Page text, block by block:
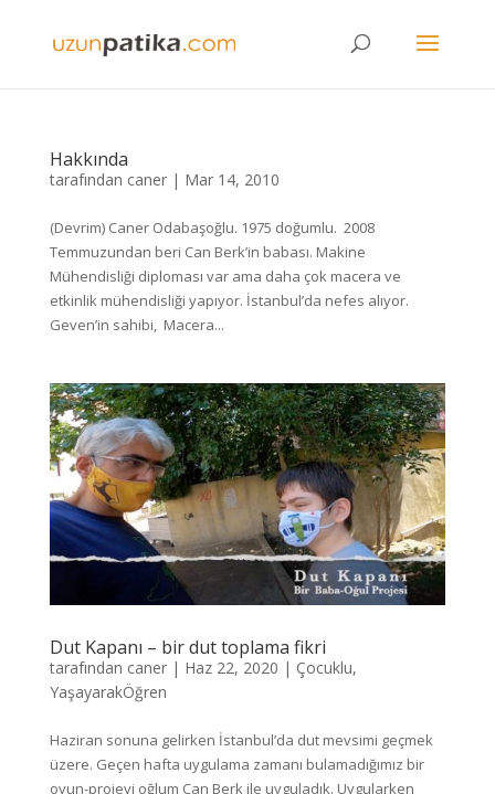
Hakkında
tarafından caner| Mar 14, 2010
(Devrim) Caner Odabaşoğlu. 1975 doğumlu. 2008
Temmuzundan beri Can Berk’in babası. Makine
Mühendisliği diploması var ama daha çok macera ve
etkinlik mühendisliği yapıyor. İstanbul’da nefes alıyor.
Geven’in sahibi, Macera...
Dut Kapanı – bir dut toplama fikri
tarafından caner| Haz 22, 2020 | Çocuklu,
YaşayarakÖğren
Haziran sonuna gelirken İstanbul’da dut mevsimi geçmek
üzere. Geçen hafta uygulama zamanı bulamadığımız bir
oyun-projeyi oğlum Can Berk ile uyguladık. Uygularken